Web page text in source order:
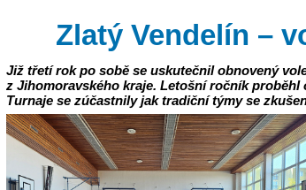
Zlatý Vendelín –
Již třetí rok po sobě se uskutečnil obnovený
z Jihomoravského kraje. Letošní ročník
Turnaje se zúčastnily jak tradiční týmy se